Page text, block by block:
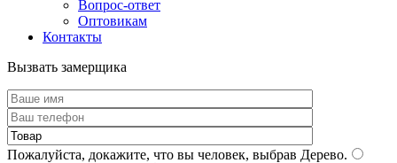
Вопрос-ответ
Оптовикам
Контакты
Вызвать замерщика
Пожалуйста, докажите, что вы человек, выбрав Дерево.